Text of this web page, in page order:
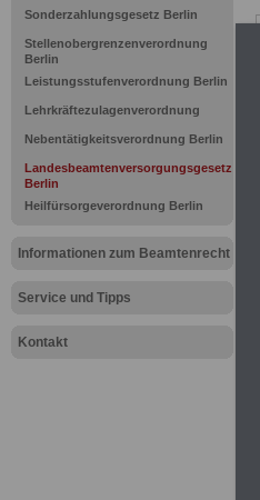
Sonderzahlungsgesetz Berlin
Stellenobergrenzenverordnung
Berlin
Leistungsstufenverordnung Berlin
Lehrkräftezulagenverordnung
Nebentätigkeitsverordnung Berlin
Landesbeamtenversorgungsgesetz
Berlin
Heilfürsorgeverordnung Berlin
Informationen zum Beamtenrecht
Service und Tipps
Kontakt